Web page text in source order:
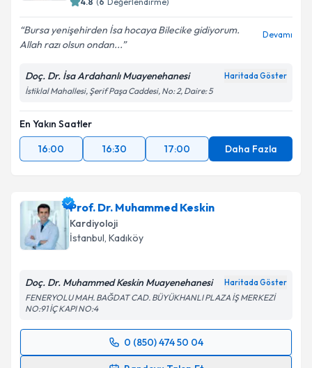
Bursa yenişehirden İsa hocaya Bilecike gidiyorum.
Allah razı olsun ondan...
Devamı
Doç. Dr. İsa Ardahanlı Muayenehanesi Haritada Göster
İstiklal Mahallesi, Şerif Paşa Caddesi, No: 2, Daire: 5
En Yakın Saatler
16:00
16:30 17:00 Daha Fazla
Prof. Dr. Muhammed Keskin
Kardiyoloji
İstanbul, Kadıköy
Doç. Dr. Muhammed Keskin Muayenehanesi Haritada Göster
FENERYOLU MAH. BAĞDAT CAD. BÜYÜKHANLI PLAZA İŞ MERKEZİ
NO:91 İÇ KAPI NO:4
0 (850) 474 50 04
Randevu Takvimi Talebi